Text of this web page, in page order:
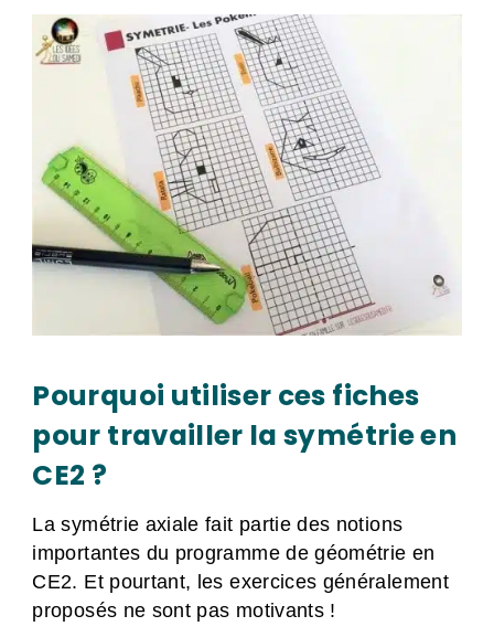
Pourquoi utiliser ces fiches
pour travailler la symétrie en
CE2 ?
La symétrie axiale fait partie des notions
importantes du programme de géométrie en
CE2. Et pourtant, les exercices généralement
proposés ne sont pas motivants !